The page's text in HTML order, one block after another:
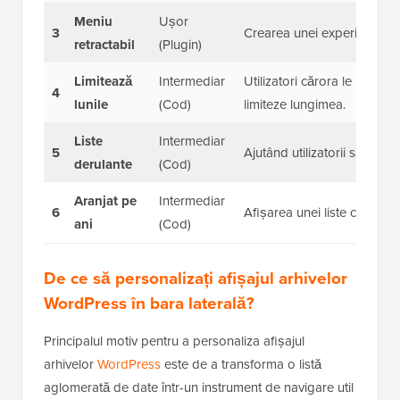
3
Meniu
retractabil
Ușor
(Plugin)
Crearea unei experiențe
4
Limitează
lunile
Intermediar
(Cod)
Utilizatori cărora le place
limiteze lungimea.
5
Liste
derulante
Intermediar
(Cod)
Ajutând utilizatorii să sară
6
Aranjat pe
ani
Intermediar
(Cod)
Afișarea unei liste curate
De ce să personalizați afișajul arhivelor
WordPress în bara laterală?
Principalul motiv pentru a personaliza afișajul
arhivelorWordPresseste de a transforma o listă
aglomerată de date într-un instrument de navigare util